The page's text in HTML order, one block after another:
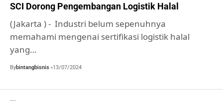
SCI Dorong Pengembangan Logistik Halal
(Jakarta ) - Industri belum sepenuhnya
memahami mengenai sertifikasi logistik halal
yang…
Bybintangbisnis 13/07/2024